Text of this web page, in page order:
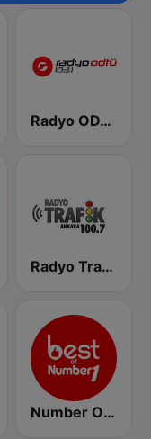
Radyo ODTU
Radyo Trafik Istanbul
Number One Best of